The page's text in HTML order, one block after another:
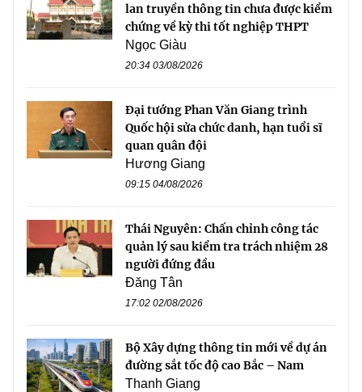
lan truyền thông tin chưa được kiểm
chứng về kỳ thi tốt nghiệp THPT
Ngọc Giàu
20:34 03/08/2026
Đại tướng Phan Văn Giang trình
Quốc hội sửa chức danh, hạn tuổi sĩ
quan quân đội
Hương Giang
09:15 04/08/2026
Thái Nguyên: Chấn chỉnh công tác
quản lý sau kiểm tra trách nhiệm 28
người đứng đầu
Đăng Tân
17:02 02/08/2026
Bộ Xây dựng thông tin mới về dự án
đường sắt tốc độ cao Bắc – Nam
Thanh Giang